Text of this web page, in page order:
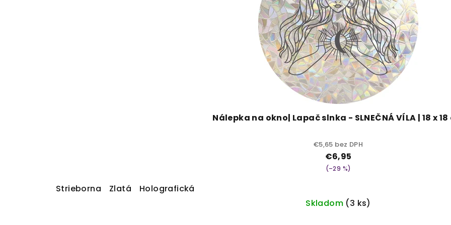
Nálepka na okno| Lapač slnka - SLNEČNÁ VÍLA | 18 x
€5,65 bez DPH
€6,95
(–29 %)
Strieborna Zlatá
Holografická
Skladom (3 ks)